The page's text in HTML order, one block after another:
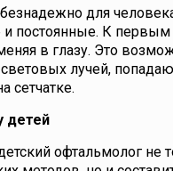
для
постоянные. К
в глазу. Это
лучей,
сетчатке.
детей
офтальмолог